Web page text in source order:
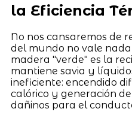
la Eficiencia
No nos cansaremos de
del mundo no vale
madera "verde" es la
mantiene savia y
ineficiente: encendido
calórico y generación
dañinos para el